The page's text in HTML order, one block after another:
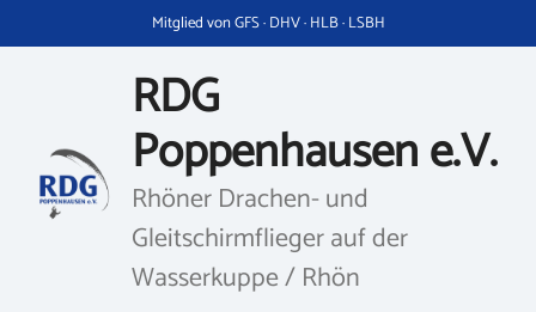
Inhalt
Mitglied von GFS · DHV · HLB · LSBH
RDG
Poppenhausen e.V.
Rhöner Drachen- und
Gleitschirmflieger auf der
Wasserkuppe / Rhön